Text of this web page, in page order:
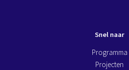
Snel naar
Programma
Projecten